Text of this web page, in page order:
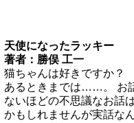
天使になったラッキー
著者：勝俣 工一
猫ちゃんは好きですか？
あるときまでは……。 お
ないほどの不思議なお話
かもしれませんが実話な